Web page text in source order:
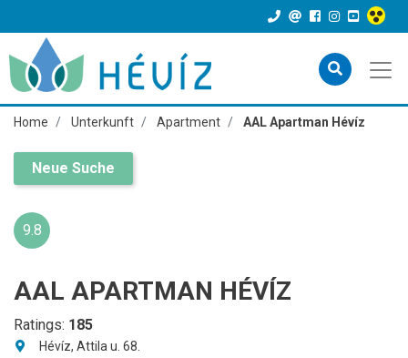
Home Unterkunft Apartment AAL Apartman Hévíz
Neue Suche
9.8
AAL APARTMAN HÉVÍZ
Ratings: 185
Hévíz, Attila u. 68.